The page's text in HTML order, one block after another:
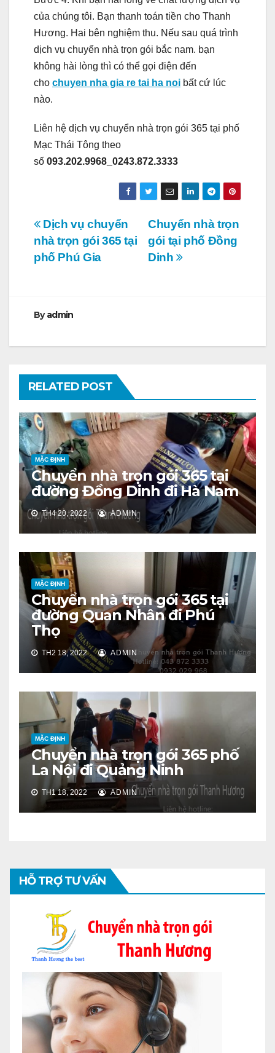
của chúng tôi. Bạn thanh toán tiền cho Thanh
Hương. Hai bên nghiệm thu. Nếu sau quá trình
dịch vụ chuyển nhà trọn gói bắc nam. bạn
không hài lòng thì có thể gọi điện đến
cho chuyen nha gia re tai ha noi bất cứ lúc
nào.
Liên hệ dịch vụ chuyển nhà trọn gói 365 tại phố
Mạc Thái Tông theo
số 093.202.9968_0243.872.3333
Điều
hướng
Chuyển nhà trọn
gói tại phố Đồng
Dinh
Dịch vụ chuyển
nhà trọn gói 365 tại
phố Phú Gia
Byadmin
RELATED POST
MẶC ĐỊNH
Chuyển nhà trọn gói 365 tại
đường Đồng Dinh đi Hà Nam
TH4 20, 2022 ADMIN
MẶC ĐỊNH
Chuyển nhà trọn gói 365 tại
đường Quan Nhân đi Phú
Thọ
TH2 18, 2022 ADMIN
MẶC ĐỊNH
Chuyển nhà trọn gói 365 phố
La Nội đi Quảng Ninh
TH1 18, 2022 ADMIN
HỖ TRỢ TƯ VẤN